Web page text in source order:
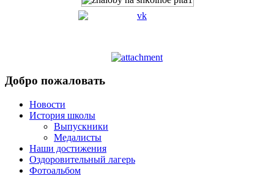
Добро пожаловать
Новости
История школы
Выпускники
Медалисты
Наши достижения
Оздоровительный лагерь
Фотоальбом